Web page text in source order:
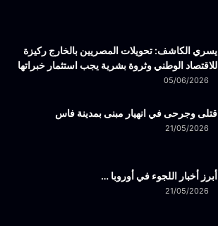
يسري الكاشف: تحويلات المصريين بالخارج ركيزة
للاقتصاد الوطني وثروة بشرية يجب استثمار خبراتها
05/06/2026
قتلى وجرحى في انهيار مبنى بمدينة فاس
21/05/2026
أبرز أخبار اللجوء في أوروبا …
21/05/2026